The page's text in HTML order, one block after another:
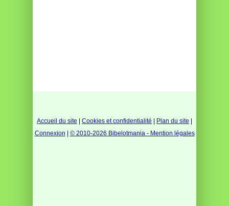
Accueil du site Cookies et confidentialité Plan du site
Connexion
© 2010-2026 Bibelotmania - Mention légales